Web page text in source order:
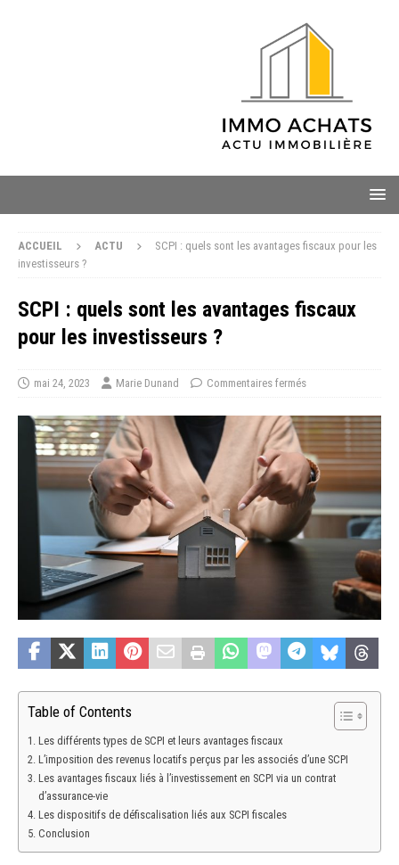
ACCUEIL ACTU
SCPI : quels sont les avantages fiscaux pour les
investisseurs ?
SCPI : quels sont les avantages fiscaux
pour les investisseurs ?
mai 24, 2023 Marie Dunand Commentaires fermés
Table of Contents
Les différents types de SCPI et leurs avantages fiscaux
L’imposition des revenus locatifs perçus par les associés d’une SCPI
Les avantages fiscaux liés à l’investissement en SCPI via un contrat
d’assurance-vie
Les dispositifs de défiscalisation liés aux SCPI fiscales
Conclusion